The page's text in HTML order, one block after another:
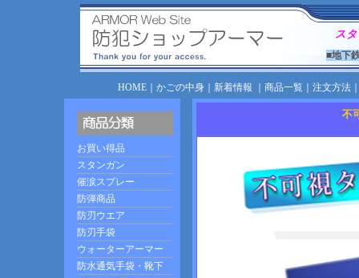
ス
■地下
HOME｜ かごの中身｜ 新着情報 商品一覧｜ 注文方法
不